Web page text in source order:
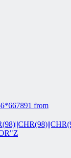
from